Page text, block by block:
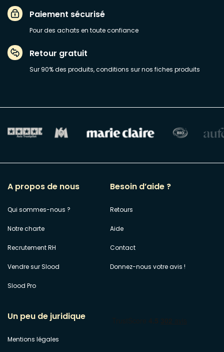
Paiement sécurisé
Pour des achats en toute confiance
Retour gratuit
Sur 90% des produits, conditions sur nos fiches produits
A propos de nous
Qui sommes-nous ?
Notre charte
Recrutement RH
Vendre sur Slood
Slood Pro
Besoin d’aide ?
Retours
Aide
Contact
Donnez-nous votre avis !
Un peu de juridique
Mentions légales